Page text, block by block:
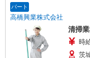
パート
高橋興業株式会社
清掃
時
茨